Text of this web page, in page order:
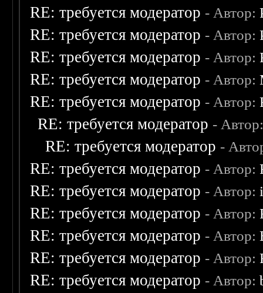
RE: требуется модератор - Автор:
RE: требуется модератор - Автор:
RE: требуется модератор - Автор:
RE: требуется модератор - Автор:
RE: требуется модератор - Автор:
RE: требуется модератор -
RE: требуется модератор -
RE: требуется модератор - Автор:
RE: требуется модератор - Автор:
RE: требуется модератор - Автор:
RE: требуется модератор - Автор:
RE: требуется модератор - Автор:
RE: требуется модератор - Автор: